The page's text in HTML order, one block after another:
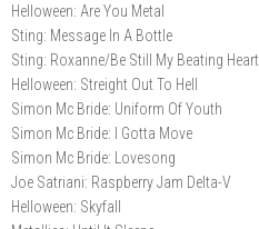
Helloween: Are You Metal
Sting: Message In A Bottle
Sting: Roxanne/Be Still My Beating Heart
Helloween: Streight Out To Hell
Simon Mc Bride: Uniform Of Youth
Simon Mc Bride: I Gotta Move
Simon Mc Bride: Lovesong
Joe Satriani: Raspberry Jam Delta-V
Helloween: Skyfall